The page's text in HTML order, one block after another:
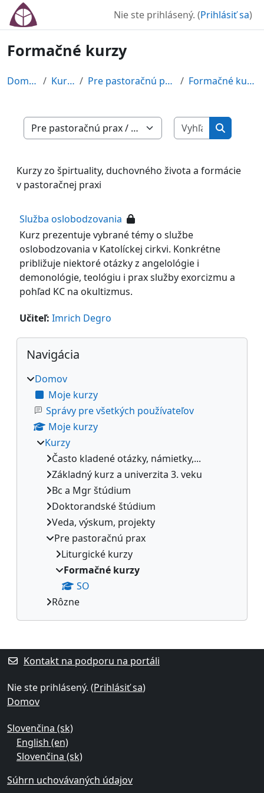
Preskočiť na hlavný obsah
Nie ste prihlásený. (Prihlásiť sa)
Formačné kurzy
Domov Kurzy Pre pastoračnú prax Formačné kurzy
Kategórie kurzov
Vyhľadať
Vyhľadať
Kurzy zo špirtuality, duchovného života a formácie
v pastoračnej praxi
Služba oslobodzovania
Kurz prezentuje vybrané témy o službe
oslobodzovania v Katolíckej cirkvi. Konkrétne
približuje niektoré otázky z angelológie i
demonológie, teológiu i prax služby exorcizmu a
pohľad KC na okultizmus.
Učiteľ: Imrich Degro
Bloky
Preskočiť Navigácia
Navigácia
Domov
Moje kurzy
Správy pre všetkých používateľov
Moje kurzy
Kurzy
Často kladené otázky, námietky,...
Základný kurz a univerzita 3. veku
Bc a Mgr štúdium
Doktorandské štúdium
Veda, výskum, projekty
Pre pastoračnú prax
Liturgické kurzy
Formačné kurzy
SO
Rôzne
Dodatočné bloky
Kontakt na podporu na portáli
Nie ste prihlásený. (Prihlásiť sa)
Domov
Slovenčina ‎(sk)‎
English ‎(en)‎
Slovenčina ‎(sk)‎
Súhrn uchovávaných údajov